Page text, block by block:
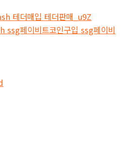
테더매입 테더판매_u9Z
페이비트코인구입 ssg페이비